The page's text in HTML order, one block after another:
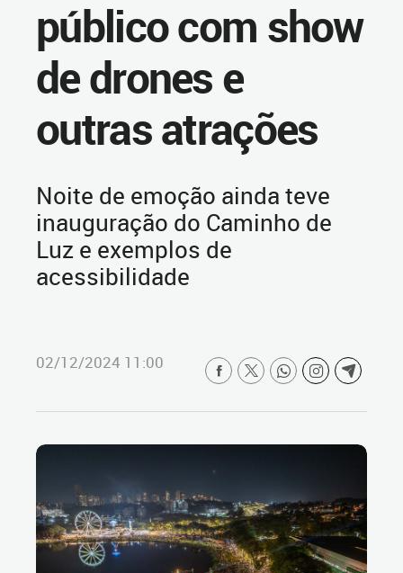
público com show
de drones e
outras atrações
Noite de emoção ainda teve
inauguração do Caminho de
Luz e exemplos de
acessibilidade
02/12/2024 11:00